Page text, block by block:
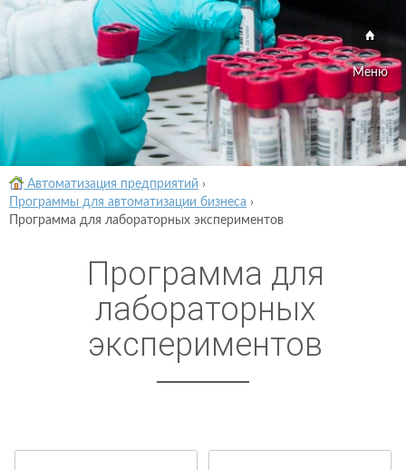
Меню
Автоматизация предприятий ›
Программы для автоматизации бизнеса ›
Программа для лабораторных экспериментов
Программа для
лабораторных
экспериментов